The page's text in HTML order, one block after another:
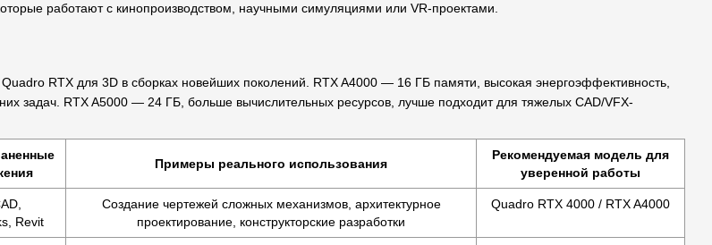
работают с кинопроизводством, научными симуляциями или VR-проектами.
RTX для 3D в сборках новейших поколений. RTX A4000 — 16 ГБ памяти, высокая энергоэффективность,
задач. RTX A5000 — 24 ГБ, больше вычислительных ресурсов, лучше подходит для тяжелых CAD/VFX-
Примеры реального использования
Рекомендуемая модель для
уверенной работы
Revit
Создание чертежей сложных механизмов, архитектурное
проектирование, конструкторские разработки
Quadro RTX 4000 / RTX A4000